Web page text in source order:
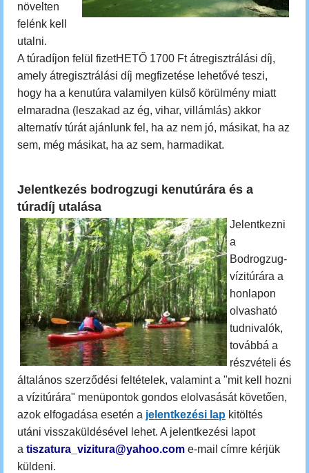
növelten
felénk kell
utalni.
A túradíjon felül fizetHETŐ 1700 Ft átregisztrálási díj,
amely átregisztrálási díj megfizetése lehetővé teszi,
hogy ha a kenutúra valamilyen külső körülmény miatt
elmaradna (leszakad az ég, vihar, villámlás) akkor
alternatív túrát ajánlunk fel, ha az nem jó, másikat, ha az
sem, még másikat, ha az sem, harmadikat.
Jelentkezés bodrogzugi kenutúrára és a
túradíj utalása
Jelentkezni
a
Bodrogzug-
vízitúrára a
honlapon
olvasható
tudnivalók,
továbbá a
részvételi és
általános szerződési feltételek, valamint a "mit kell hozni
a vízitúrára" menüpontok gondos elolvasását követően,
azok elfogadása esetén a jelentkezési lap kitöltés
utáni visszaküldésével lehet. A jelentkezési lapot
a tiszatura_vizitura@yahoo.com e-mail címre kérjük
küldeni.